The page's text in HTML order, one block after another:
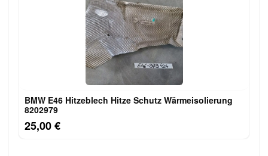
BMW E46 Hitzeblech Hitze Schutz Wärmeisolierung
8202979
25,00 €